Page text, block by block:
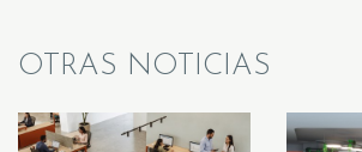
OTRAS NOTICIAS